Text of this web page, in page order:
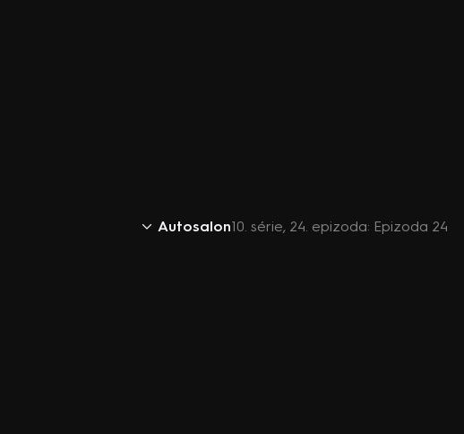
Autosalon10. série, 24. epizoda: Epizoda 24